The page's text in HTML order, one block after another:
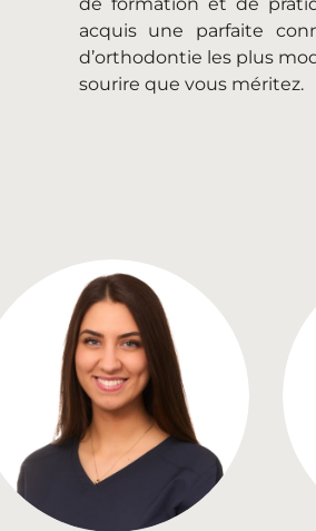
acquis une parfaite
d’orthodontie les plus
sourire que vous méritez.